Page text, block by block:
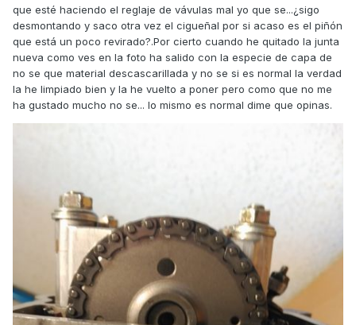
que esté haciendo el reglaje de vávulas mal yo que se...¿sigo
desmontando y saco otra vez el cigueñal por si acaso es el piñón
que está un poco revirado?.Por cierto cuando he quitado la junta
nueva como ves en la foto ha salido con la especie de capa de
no se que material descascarillada y no se si es normal la verdad
la he limpiado bien y la he vuelto a poner pero como que no me
ha gustado mucho no se... lo mismo es normal dime que opinas.